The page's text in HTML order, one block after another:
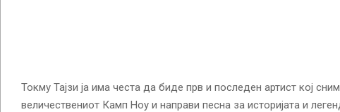
Токму Тајзи ја има честа да биде прв и последен артист кој
величествениот Камп Ноу и направи песна за историјата и